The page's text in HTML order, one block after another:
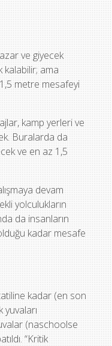
ve giyecek
kalabilir; ama
metre mesafeyi
kamp yerleri ve
Buralarda da
ve en az 1,5
devam
yolculukların
da insanların
kadar mesafe
kadar (en son
yuvaları
(naschoolse
“Kritik